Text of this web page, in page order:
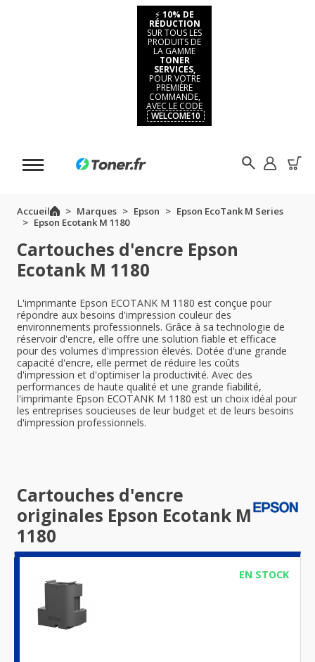
⚡ 10% DE
RÉDUCTION
SUR TOUS LES
PRODUITS DE
LA GAMME
TONER
SERVICES,
POUR VOTRE
PREMIÈRE
COMMANDE,
AVEC LE CODE
WELCOME10
Accueil Marques Epson
Epson EcoTank M Series
Epson Ecotank M 1180
Cartouches d'encre Epson
Ecotank M 1180
L'imprimante Epson ECOTANK M 1180 est conçue pour
répondre aux besoins d'impression couleur des
environnements professionnels. Grâce à sa technologie de
réservoir d'encre, elle offre une solution fiable et efficace
pour des volumes d'impression élevés. Dotée d'une grande
capacité d'encre, elle permet de réduire les coûts
d'impression et d'optimiser la productivité. Avec des
performances de haute qualité et une grande fiabilité,
l'imprimante Epson ECOTANK M 1180 est un choix idéal pour
les entreprises soucieuses de leur budget et de leurs besoins
d'impression professionnels.
Cartouches d'encre
originales Epson Ecotank M
1180
EN STOCK